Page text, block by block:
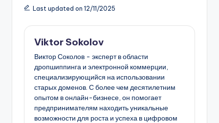
Last updated on 12/11/2025
Viktor Sokolov
Виктор Соколов - эксперт в области
дропшиппинга и электронной коммерции,
специализирующийся на использовании
старых доменов. С более чем десятилетним
опытом в онлайн-бизнесе, он помогает
предпринимателям находить уникальные
возможности для роста и успеха в цифровом